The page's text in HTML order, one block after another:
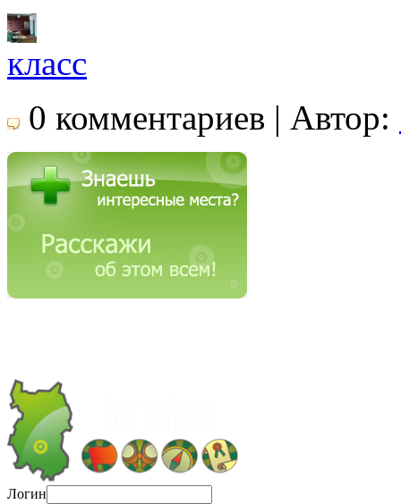
класс
0 комментариев | Автор:
Логин